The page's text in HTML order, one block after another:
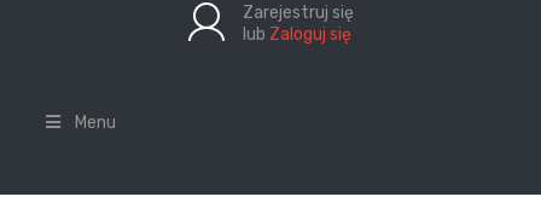
Zarejestruj się
lub Zaloguj się
Menu